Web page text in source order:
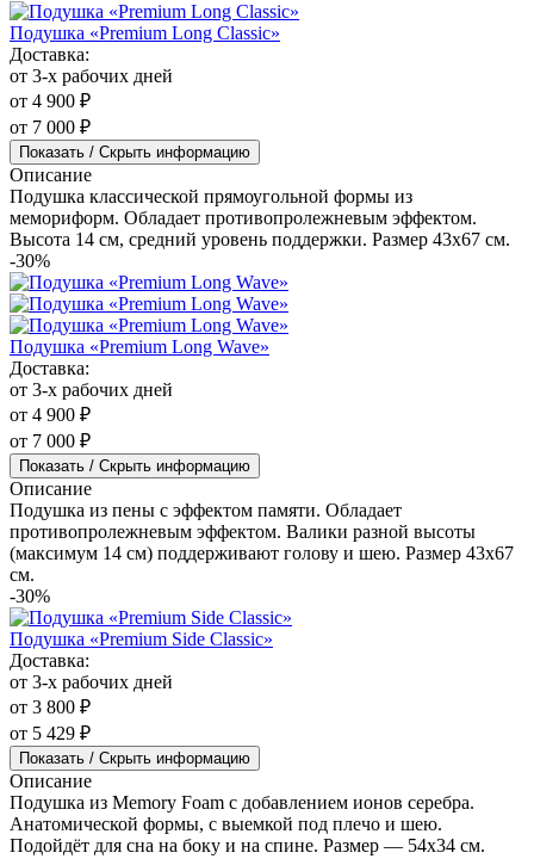
Подушка «Premium Long Classic»
Доставка:
от 3-х рабочих дней
от 4 900 ₽
от 7 000 ₽
Показать / Скрыть информацию
Описание
Подушка классической прямоугольной формы из
мемориформ. Обладает противопролежневым эффектом.
Высота 14 см, средний уровень поддержки. Размер 43x67 см.
-30%
Подушка «Premium Long Wave»
Доставка:
от 3-х рабочих дней
от 4 900 ₽
от 7 000 ₽
Показать / Скрыть информацию
Описание
Подушка из пены с эффектом памяти. Обладает
противопролежневым эффектом. Валики разной высоты
(максимум 14 см) поддерживают голову и шею. Размер 43x67
см.
-30%
Подушка «Premium Side Classic»
Доставка:
от 3-х рабочих дней
от 3 800 ₽
от 5 429 ₽
Показать / Скрыть информацию
Описание
Подушка из Memory Foam с добавлением ионов серебра.
Анатомической формы, с выемкой под плечо и шею.
Подойдёт для сна на боку и на спине. Размер — 54x34 см.